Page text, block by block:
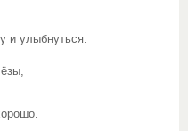
и улыбнуться.